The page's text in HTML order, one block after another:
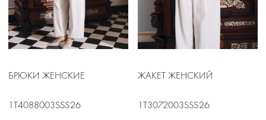
БРЮКИ ЖЕНСКИЕ
1T4088003SSS26
ЖАКЕТ ЖЕНСКИЙ
1T3072003SSS26